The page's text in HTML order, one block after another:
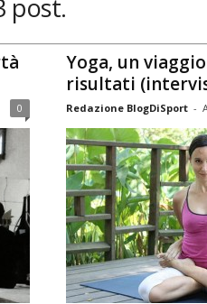
post.
0
Yoga, un
risultati
Redazione BlogDiSport -